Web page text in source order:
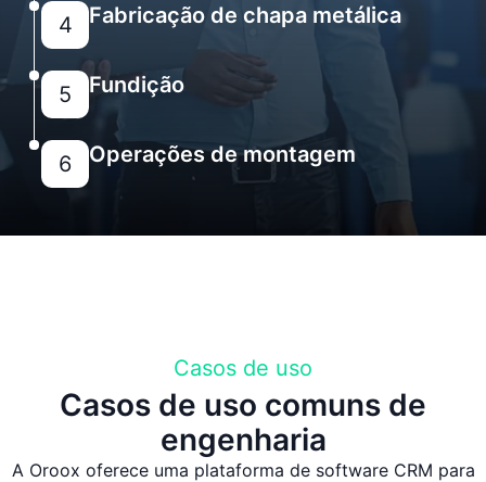
4 Fabricação de chapa metálica
5 Fundição
6 Operações de montagem
Casos de uso
Casos de uso comuns de
engenharia
A Oroox oferece uma plataforma de software CRM para